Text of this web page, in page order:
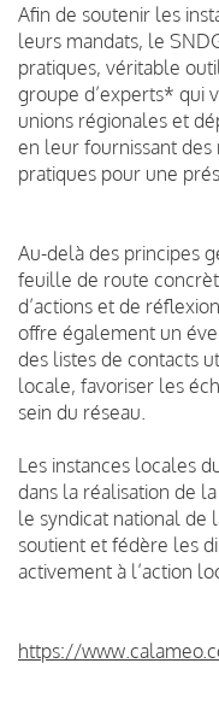
Afin de soutenir les
leurs mandats, le
pratiques, véritable
groupe d’experts* qui
unions régionales et
en leur fournissant
pratiques pour une
Au-delà des principes
feuille de route
d’actions et de
offre également un
des listes de contacts
locale, favoriser les
sein du réseau.
Les instances locales
dans la réalisation de
le syndicat national de
soutient et fédère les
activement à l’action
https://